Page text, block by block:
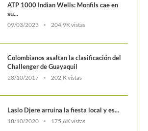
Wimbledon 2024 repartirá 50 millones
de libras en...
WTA Finals 2024: Cuadro principal
29/10/2024 156,7K vistas